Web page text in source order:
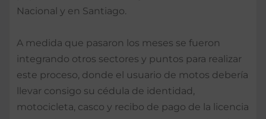
Nacional y en Santiago.
A medida que pasaron los meses se fueron
integrando otros sectores y puntos para realizar
este proceso, donde el usuario de motos debería
llevar consigo su cédula de identidad,
motocicleta, casco y recibo de pago de la licencia